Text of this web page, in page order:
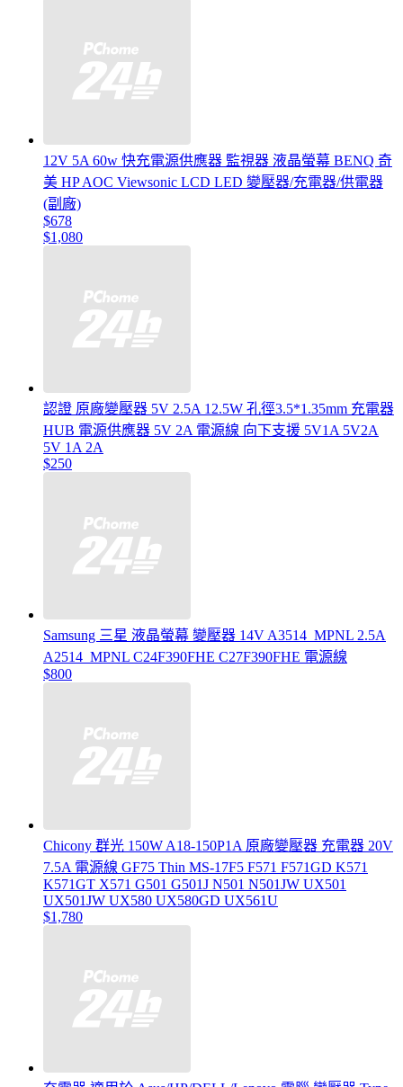
12V 5A 60w 快充電源供應器 監視器 液晶螢幕 BENQ 奇
美 HP AOC Viewsonic LCD LED 變壓器/充電器/供電器
(副廠)
$678
$1,080
認證 原廠變壓器 5V 2.5A 12.5W 孔徑3.5*1.35mm 充電器
HUB 電源供應器 5V 2A 電源線 向下支援 5V1A 5V2A
5V 1A 2A
$250
Samsung 三星 液晶螢幕 變壓器 14V A3514_MPNL 2.5A
A2514_MPNL C24F390FHE C27F390FHE 電源線
$800
Chicony 群光 150W A18-150P1A 原廠變壓器 充電器 20V
7.5A 電源線 GF75 Thin MS-17F5 F571 F571GD K571
K571GT X571 G501 G501J N501 N501JW UX501
UX501JW UX580 UX580GD UX561U
$1,780